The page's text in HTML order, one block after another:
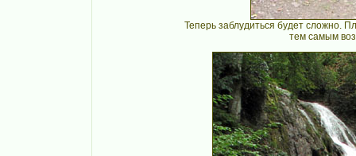
Теперь заблудиться будет сложно.
тем самым